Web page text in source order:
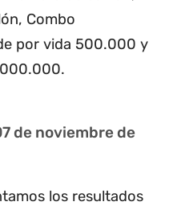
Combo
por vida 500.000 y
de noviembre de
los resultados